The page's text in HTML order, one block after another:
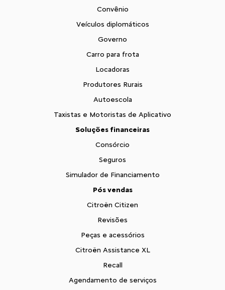
Convênio
Veículos diplomáticos
Governo
Carro para frota
Locadoras
Produtores Rurais
Autoescola
Taxistas e Motoristas de Aplicativo
Soluções financeiras
Consórcio
Seguros
Simulador de Financiamento
Pós vendas
Citroën Citizen
Revisões
Peças e acessórios
Citroën Assistance XL
Recall
Agendamento de serviços